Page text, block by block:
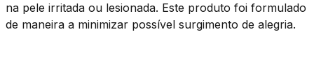
na pele irritada ou lesionada. Este produto foi formulado
de maneira a minimizar possível surgimento de alegria.